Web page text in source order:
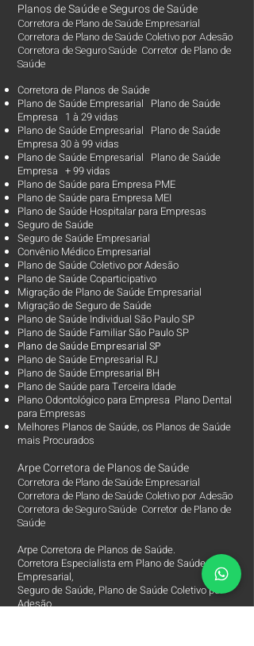
Planos de SaúdeeSeguros de Saúde
Corretora de Plano de Saúde Empresarial
Corretora de Plano de Saúde Coletivo por Adesão
Corretora de Seguro Saúde Corretor de Plano de
Saúde
Corretora de Planos de Saúde
Plano de Saúde Empresarial Plano de Saúde
Empresa 1 à 29 vidas
Plano de Saúde Empresarial Plano de Saúde
Empresa 30 à 99 vidas ​
Plano de Saúde Empresarial Plano de Saúde
Empresa + 99 vidas
Plano de Saúde para Empresa PME
Plano de Saúde para Empresa MEI
Plano de Saúde Hospitalar para Empresas
Seguro de Saúde
Seguro de Saúde Empresarial
Convênio Médico Empresarial
Plano de Saúde Coletivo por Adesão
Plano de Saúde Coparticipativo
Migração de Plano de Saúde Empresarial
Migração de Seguro de Saúde
Plano de Saúde Individual São Paulo SP
Plano de Saúde Familiar São Paulo SP
Plano de Saúde Empresarial SP
Plano de Saúde Empresarial RJ
Plano de Saúde Empresarial BH
Plano de Saúde para Terceira Idade
Plano Odontológico para Empresa Plano Dental
para Empresas
Melhores Planos de Saúde, os Planos de Saúde
mais Procurados​
Arpe Corretora de Planos de Saúde
Corretora de Plano de Saúde Empresarial
Corretora de Plano de Saúde Coletivo por Adesão
Corretora de Seguro Saúde Corretor de Plano de
Saúde
Arpe Corretora de Planos de Saúde.
Corretora Especialista em Plano de Saúde
Empresarial,
Seguro de Saúde, Plano de Saúde Coletivo por
Adesão